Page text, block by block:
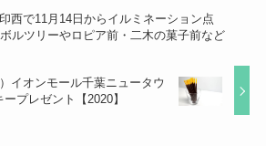
西で11月14日からイルミネーション点
ルツリーやロピア前・二木の菓子前など
イオンモール千葉ニュータウ
プレゼント【2020】